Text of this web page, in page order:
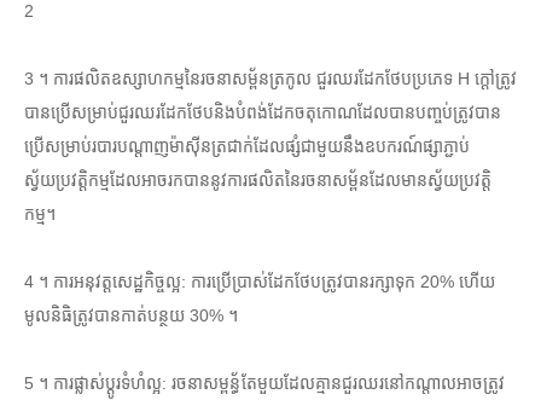
2
3 ។ ការផលិតឧស្សាហកម្មនៃរចនាសម្ព័នត្រកូល ជួរឈរដែកថែបប្រភេទ H ក្តៅត្រូវ
បានប្រើសម្រាប់ជួរឈរដែកថែបនិងបំពង់ដែកចតុកោណដែលបានបញ្ចប់ត្រូវបាន
ប្រើសម្រាប់របារបណ្តាញម៉ាស៊ីនត្រជាក់ដែលផ្សំជាមួយនឹងឧបករណ៍ផ្សាភ្ជាប់
ស្វ័យប្រវត្តិកម្មដែលអាចរកបាននូវការផលិតនៃរចនាសម្ព័នដែលមានស្វ័យប្រវត្តិ
កម្ម។
4 ។ ការអនុវត្តសេដ្ឋកិច្ចល្អ: ការប្រើប្រាស់ដែកថែបត្រូវបានរក្សាទុក 20% ហើយ
មូលនិធិត្រូវបានកាត់បន្ថយ 30% ។
5 ។ ការផ្លាស់ប្តូរទំហំល្អ: រចនាសម្ពន្ធ័តែមួយដែលគ្មានជួរឈរនៅកណ្តាលអាចត្រូវ